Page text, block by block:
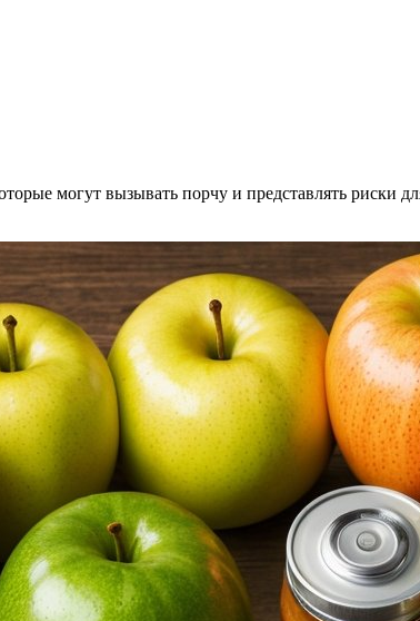
могут вызывать порчу и представлять риски